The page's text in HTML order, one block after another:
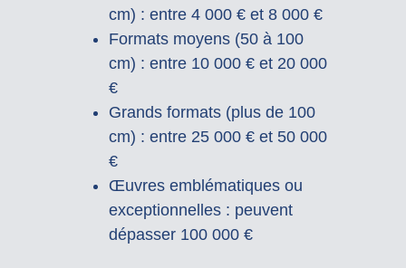
cm) : entre 4 000 € et 8 000 €
Formats moyens (50 à 100
cm) : entre 10 000 € et 20 000
€
Grands formats (plus de 100
cm) : entre 25 000 € et 50 000
€
Œuvres emblématiques ou
exceptionnelles : peuvent
dépasser 100 000 €